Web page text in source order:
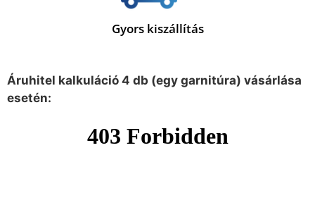
Gyors kiszállítás
Áruhitel kalkuláció 4 db (egy garnitúra) vásárlása
esetén: